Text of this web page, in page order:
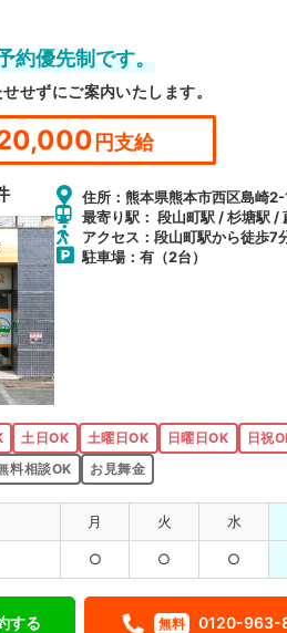
約優先制です。
せずにご案内いたします。
円支給
住所：熊本県熊本市西区島崎
最寄り駅： 段山町駅 / 杉塘駅 /
アクセス：段山町駅から徒歩7
駐車場：有（2台）
土日OK 土曜日OK 日曜日OK 日祝
料相談OK お見舞金
月 火 水
○ ○ ○
する 無料 0120-963-